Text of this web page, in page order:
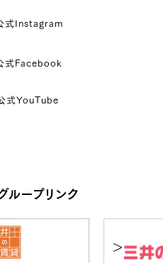
式Instagram
式Facebook
式YouTube
ープリンク